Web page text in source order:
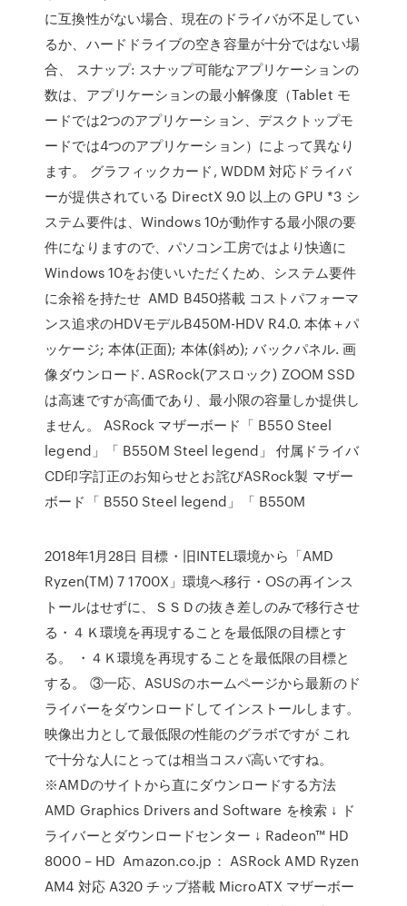
に互換性がない場合、現在のドライバが不足してい
るか、ハードドライブの空き容量が十分ではない場
合、 スナップ: スナップ可能なアプリケーションの
数は、アプリケーションの最小解像度（Tablet モ
ードでは2つのアプリケーション、デスクトップモ
ードでは4つのアプリケーション）によって異なり
ます。 グラフィックカード, WDDM 対応ドライバ
ーが提供されている DirectX 9.0 以上の GPU *3 シ
ステム要件は、Windows 10が動作する最小限の要
件になりますので、パソコン工房ではより快適に
Windows 10をお使いいただくため、システム要件
に余裕を持たせ AMD B450搭載 コストパフォーマ
ンス追求のHDVモデルB450M-HDV R4.0. 本体＋パ
ッケージ; 本体(正面); 本体(斜め); バックパネル. 画
像ダウンロード. ASRock(アスロック) ZOOM SSD
は高速ですが高価であり、最小限の容量しか提供し
ません。 ASRock マザーボード「 B550 Steel
legend」「 B550M Steel legend」 付属ドライバ
CD印字訂正のお知らせとお詫びASRock製 マザー
ボード「 B550 Steel legend」「 B550M
2018年1月28日 目標・旧INTEL環境から「AMD
Ryzen(TM) 7 1700X」環境へ移行・OSの再インス
トールはせずに、ＳＳＤの抜き差しのみで移行させ
る・４Ｋ環境を再現することを最低限の目標とす
る。 ・４Ｋ環境を再現することを最低限の目標と
する。 ③一応、ASUSのホームページから最新のド
ライバーをダウンロードしてインストールします。
映像出力として最低限の性能のグラボですが これ
で十分な人にとっては相当コスパ高いですね。
※AMDのサイトから直にダウンロードする方法
AMD Graphics Drivers and Software を検索 ↓ ド
ライバーとダウンロードセンター ↓ Radeon™ HD
8000 – HD Amazon.co.jp： ASRock AMD Ryzen
AM4 対応 A320 チップ搭載 MicroATX マザーボー